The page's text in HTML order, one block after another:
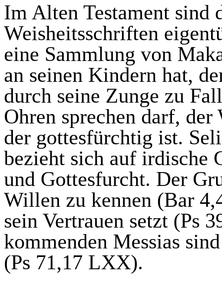
Im Alten Testament sind
Weisheitsschriften
eine Sammlung von
an seinen Kindern hat,
durch seine Zunge zu
Ohren sprechen darf,
der gottesfürchtig ist.
bezieht sich auf irdische
und Gottesfurcht. Der
Willen zu kennen (Bar
sein Vertrauen setzt (Ps
kommenden Messias
(Ps 71,17 LXX).